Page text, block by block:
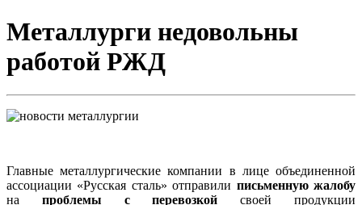
Металлурги недовольны
работой РЖД
Главные металлургические компании в лице объединенной
ассоциации «Русская сталь» отправили письменную жалобу
на проблемы с перевозкой своей продукции